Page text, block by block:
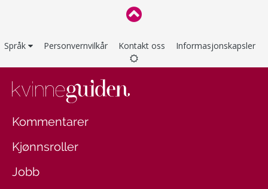
Språk Personvernvilkår Kontakt oss Informasjonskapsler
Kommentarer
Kjønnsroller
Jobb